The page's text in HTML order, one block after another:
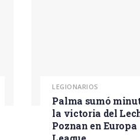
LEGIONARIOS
Palma sumó
la victoria del
Poznan en Europa